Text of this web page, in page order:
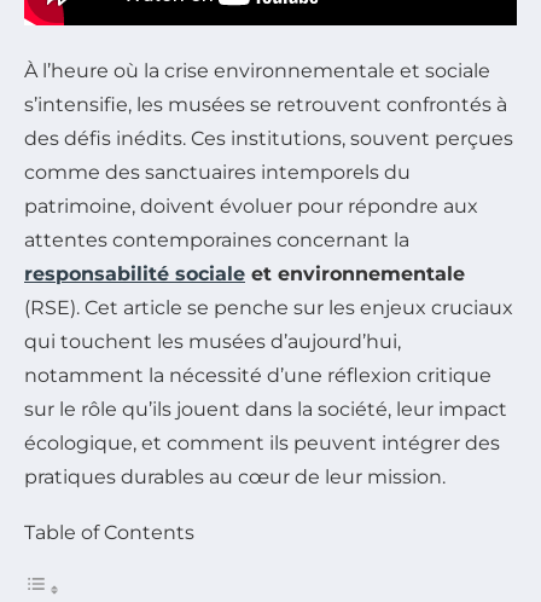
À l’heure où la crise environnementale et sociale
s’intensifie, les musées se retrouvent confrontés à
des défis inédits. Ces institutions, souvent perçues
comme des sanctuaires intemporels du
patrimoine, doivent évoluer pour répondre aux
attentes contemporaines concernant la
responsabilité sociale et environnementale
(RSE). Cet article se penche sur les enjeux cruciaux
qui touchent les musées d’aujourd’hui,
notamment la nécessité d’une réflexion critique
sur le rôle qu’ils jouent dans la société, leur impact
écologique, et comment ils peuvent intégrer des
pratiques durables au cœur de leur mission.
Table of Contents